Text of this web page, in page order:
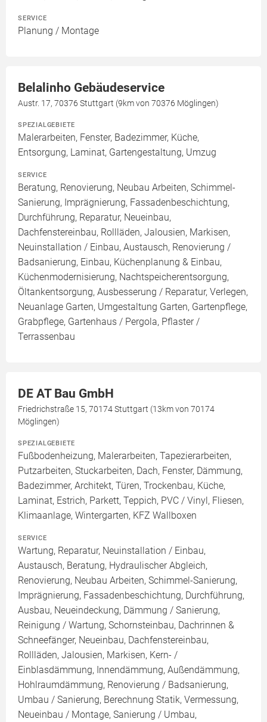
SERVICE
Planung / Montage
Belalinho Gebäudeservice
Austr. 17, 70376 Stuttgart (9km von 70376 Möglingen)
SPEZIALGEBIETE
Malerarbeiten, Fenster, Badezimmer, Küche,
Entsorgung, Laminat, Gartengestaltung, Umzug
SERVICE
Beratung, Renovierung, Neubau Arbeiten, Schimmel-
Sanierung, Imprägnierung, Fassadenbeschichtung,
Durchführung, Reparatur, Neueinbau,
Dachfenstereinbau, Rollläden, Jalousien, Markisen,
Neuinstallation / Einbau, Austausch, Renovierung /
Badsanierung, Einbau, Küchenplanung & Einbau,
Küchenmodernisierung, Nachtspeicherentsorgung,
Öltankentsorgung, Ausbesserung / Reparatur, Verlegen,
Neuanlage Garten, Umgestaltung Garten, Gartenpflege,
Grabpflege, Gartenhaus / Pergola, Pflaster /
Terrassenbau
DE AT Bau GmbH
Friedrichstraße 15, 70174 Stuttgart (13km von 70174
Möglingen)
SPEZIALGEBIETE
Fußbodenheizung, Malerarbeiten, Tapezierarbeiten,
Putzarbeiten, Stuckarbeiten, Dach, Fenster, Dämmung,
Badezimmer, Architekt, Türen, Trockenbau, Küche,
Laminat, Estrich, Parkett, Teppich, PVC / Vinyl, Fliesen,
Klimaanlage, Wintergarten, KFZ Wallboxen
SERVICE
Wartung, Reparatur, Neuinstallation / Einbau,
Austausch, Beratung, Hydraulischer Abgleich,
Renovierung, Neubau Arbeiten, Schimmel-Sanierung,
Imprägnierung, Fassadenbeschichtung, Durchführung,
Ausbau, Neueindeckung, Dämmung / Sanierung,
Reinigung / Wartung, Schornsteinbau, Dachrinnen &
Schneefänger, Neueinbau, Dachfenstereinbau,
Rollläden, Jalousien, Markisen, Kern- /
Einblasdämmung, Innendämmung, Außendämmung,
Hohlraumdämmung, Renovierung / Badsanierung,
Umbau / Sanierung, Berechnung Statik, Vermessung,
Neueinbau / Montage, Sanierung / Umbau,